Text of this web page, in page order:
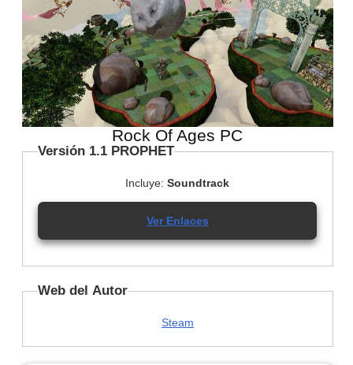
Rock Of Ages PC
Versión 1.1 PROPHET
Incluye:Soundtrack
Ver Enlaces
Web del Autor
Steam